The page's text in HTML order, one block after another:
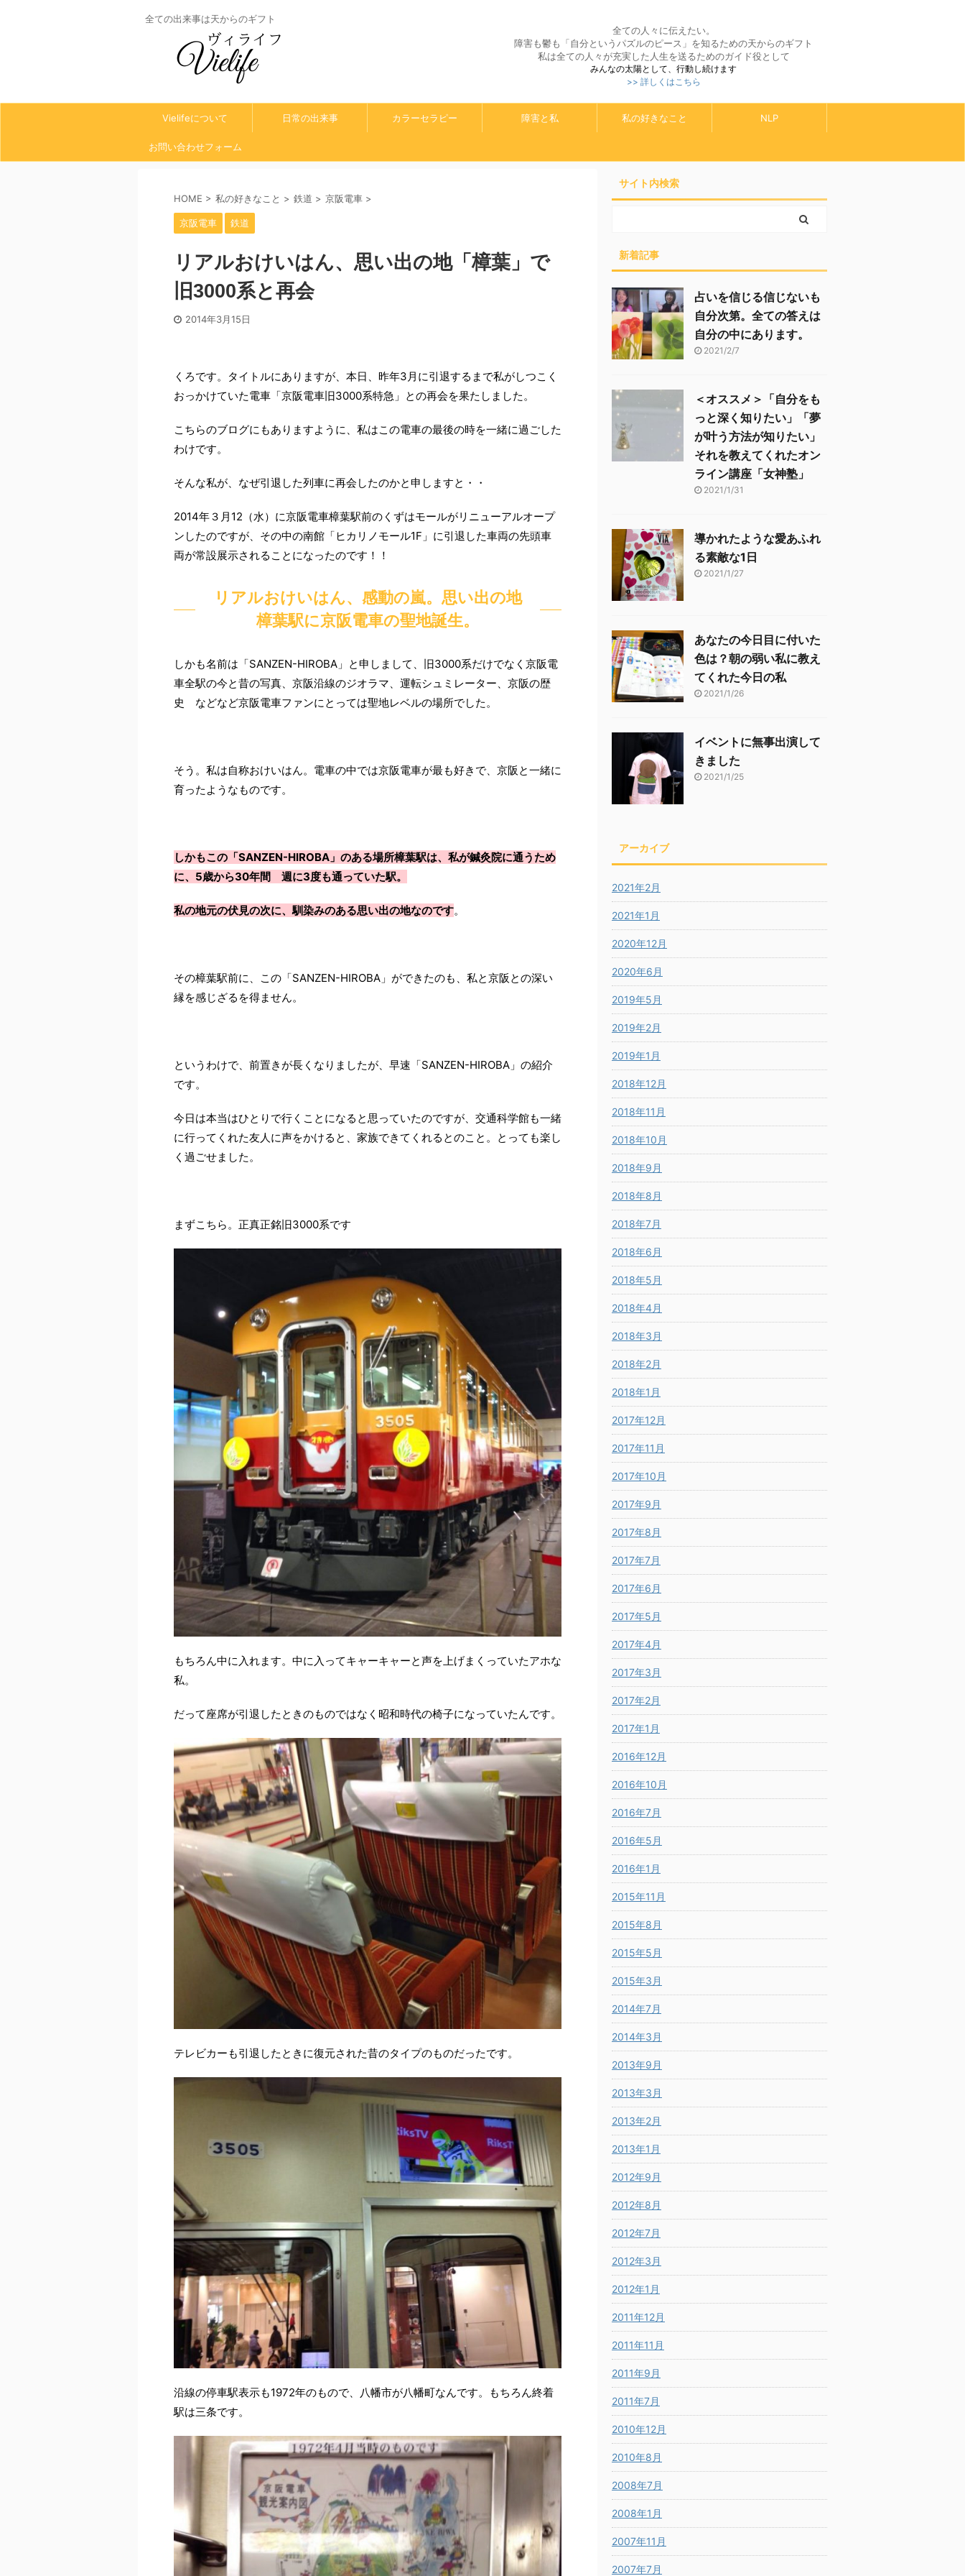
全ての出来事は天からのギフト
全ての人々に伝えたい。
障害も鬱も「自分というパズルのピース」を知るための天からのギフト
私は全ての人々が充実した人生を送るためのガイド役として
みんなの太陽として、行動し続けます
>> 詳しくはこちら
Vielifeについて 日常の出来事 カラーセラピー 障害と私 私の好きなこと NLP
お問い合わせフォーム
HOME > 私の好きなこと > 鉄道 > 京阪電車 >
京阪電車 鉄道
リアルおけいはん、思い出の地「樟葉」で
旧3000系と再会
2014年3月15日
くろです。タイトルにありますが、本日、昨年3月に引退するまで私がしつこく
おっかけていた電車「京阪電車旧3000系特急」との再会を果たしました。
こちらのブログにもありますように、私はこの電車の最後の時を一緒に過ごした
わけです。
そんな私が、なぜ引退した列車に再会したのかと申しますと・・
2014年３月12（水）に京阪電車樟葉駅前のくずはモールがリニューアルオープ
ンしたのですが、その中の南館「ヒカリノモール1F」に引退した車両の先頭車
両が常設展示されることになったのです！！
リアルおけいはん、感動の嵐。思い出の地
樟葉駅に京阪電車の聖地誕生。
しかも名前は「SANZEN-HIROBA」と申しまして、旧3000系だけでなく京阪電
車全駅の今と昔の写真、京阪沿線のジオラマ、運転シュミレーター、京阪の歴
史 などなど京阪電車ファンにとっては聖地レベルの場所でした。
そう。私は自称おけいはん。電車の中では京阪電車が最も好きで、京阪と一緒に
育ったようなものです。
しかもこの「SANZEN-HIROBA」のある場所樟葉駅は、私が鍼灸院に通うため
に、5歳から30年間 週に3度も通っていた駅。
私の地元の伏見の次に、馴染みのある思い出の地なのです。
その樟葉駅前に、この「SANZEN-HIROBA」ができたのも、私と京阪との深い
縁を感じざるを得ません。
というわけで、前置きが長くなりましたが、早速「SANZEN-HIROBA」の紹介
です。
今日は本当はひとりで行くことになると思っていたのですが、交通科学館も一緒
に行ってくれた友人に声をかけると、家族できてくれるとのこと。とっても楽し
く過ごせました。
まずこちら。正真正銘旧3000系です
もちろん中に入れます。中に入ってキャーキャーと声を上げまくっていたアホな
私。
だって座席が引退したときのものではなく昭和時代の椅子になっていたんです。
テレビカーも引退したときに復元された昔のタイプのものだったです。
沿線の停車駅表示も1972年のもので、八幡市が八幡町なんです。もちろん終着
駅は三条です。
サイト内検索
新着記事
占いを信じる信じないも
自分次第。全ての答えは
自分の中にあります。
2021/2/7
＜オススメ＞「自分をも
っと深く知りたい」「夢
が叶う方法が知りたい」
それを教えてくれたオン
ライン講座「女神塾」
2021/1/31
導かれたような愛あふれ
る素敵な1日
2021/1/27
あなたの今日目に付いた
色は？朝の弱い私に教え
てくれた今日の私
2021/1/26
イベントに無事出演して
きました
2021/1/25
アーカイブ
2021年2月
2021年1月
2020年12月
2020年6月
2019年5月
2019年2月
2019年1月
2018年12月
2018年11月
2018年10月
2018年9月
2018年8月
2018年7月
2018年6月
2018年5月
2018年4月
2018年3月
2018年2月
2018年1月
2017年12月
2017年11月
2017年10月
2017年9月
2017年8月
2017年7月
2017年6月
2017年5月
2017年4月
2017年3月
2017年2月
2017年1月
2016年12月
2016年10月
2016年7月
2016年5月
2016年1月
2015年11月
2015年8月
2015年5月
2015年3月
2014年7月
2014年3月
2013年9月
2013年3月
2013年2月
2013年1月
2012年9月
2012年8月
2012年7月
2012年3月
2012年1月
2011年12月
2011年11月
2011年9月
2011年7月
2010年12月
2010年8月
2008年7月
2008年1月
2007年11月
2007年7月